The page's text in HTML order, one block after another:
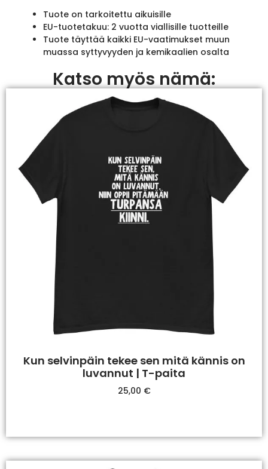
Tuote on tarkoitettu aikuisille
EU-tuotetakuu: 2 vuotta viallisille tuotteille
Tuote täyttää kaikki EU-vaatimukset muun
muassa syttyvyyden ja kemikaalien osalta
Katso myös nämä:
Kun selvinpäin tekee sen mitä kännis on
luvannut | T-paita
25,00 €